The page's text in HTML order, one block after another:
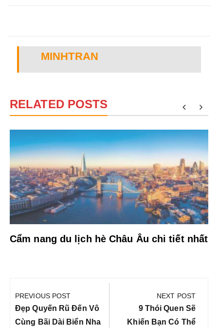
MINHTRAN
RELATED POSTS
Cẩm nang du lịch hè Châu Âu chi tiết nhất
hướng
bài
PREVIOUS POST
Previous
Post:
Đẹp Quyến Rũ Đến Vô
Cùng Bãi Dài Biển Nha
NEXT POST
Next
Post:
9 Thói Quen Sẽ
Khiến Bạn Có Thể